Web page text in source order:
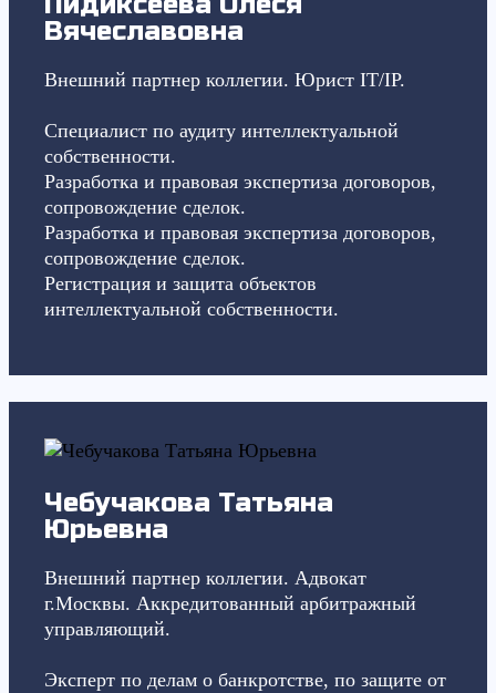
Вячеславовна
Внешний партнер коллегии. Юрист IT/IP.
Специалист по аудиту интеллектуальной
собственности.
Разработка и правовая экспертиза договоров,
сопровождение сделок.
Разработка и правовая экспертиза договоров,
сопровождение сделок.
Регистрация и защита объектов
интеллектуальной собственности.
Чебучакова Татьяна
Юрьевна
Внешний партнер коллегии. Адвокат
г.Москвы. Аккредитованный арбитражный
управляющий.
Эксперт по делам о банкротстве, по защите от